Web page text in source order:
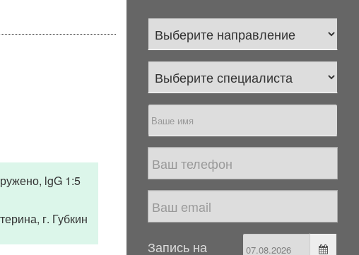
lgG 1:5
, г. Губкин
Запись на